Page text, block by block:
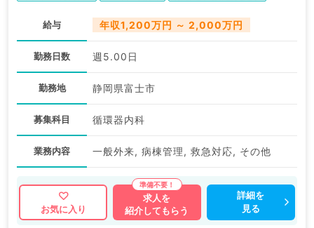
給与 年収1,200万円 ～ 2,000万円
勤務日数 週5.00日
勤務地 静岡県富士市
募集科目 循環器内科
業務内容 一般外来, 病棟管理, 救急対応, その他
お気に入り
求人を
紹介してもらう
詳細を
見る